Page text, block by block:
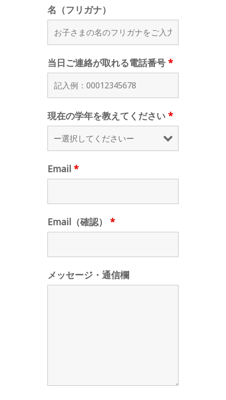
名（フリガナ）
当日ご連絡が取れる電話番号 *
現在の学年を教えてください *
Email *
Email（確認） *
メッセージ・通信欄